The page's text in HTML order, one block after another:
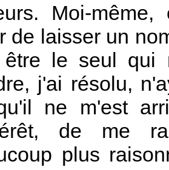
Moi-
de laisser un
être le seul qui
j'ai résolu,
ne m'est
de me
plus